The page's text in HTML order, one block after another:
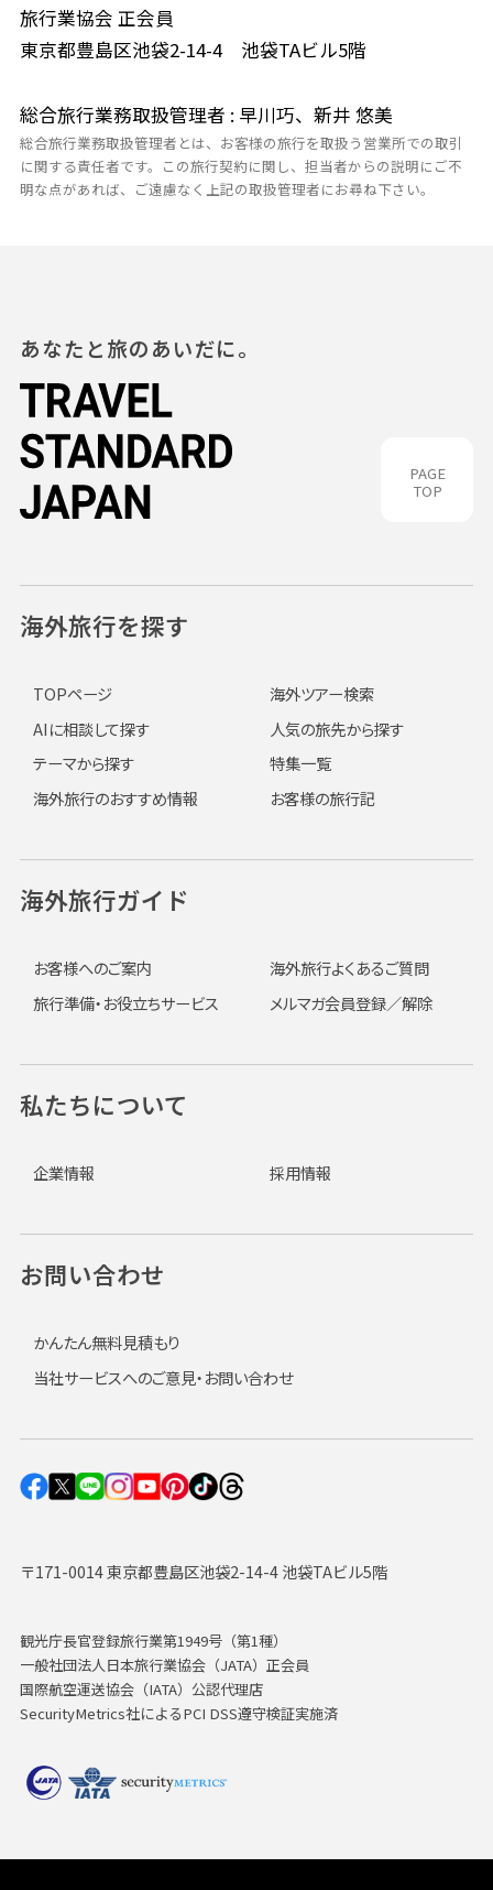
旅行業協会 正会員
東京都豊島区池袋2-14-4 池袋TAビル5階
総合旅行業務取扱管理者 : 早川巧、新井 悠美
総合旅行業務取扱管理者とは、お客様の旅行を取扱う営業所での取引
に関する責任者です。この旅行契約に関し、担当者からの説明にご不
明な点があれば、ご遠慮なく上記の取扱管理者にお尋ね下さい。
PAGE
TOP
あなたと旅のあいだに。
〒171-0014 東京都豊島区池袋2-14-4 池袋TAビル5階
観光庁長官登録旅行業第1949号（第1種）
一般社団法人日本旅行業協会（JATA）正会員
国際航空運送協会（IATA）公認代理店
SecurityMetrics社によるPCI DSS遵守検証実施済
海外旅行を探す
TOPページ
海外ツアー検索
AIに相談して探す
人気の旅先から探す
テーマから探す
特集一覧
海外旅行のおすすめ情報
お客様の旅行記
海外旅行ガイド
お客様へのご案内
海外旅行よくあるご質問
旅行準備・お役立ちサービス
メルマガ会員登録／解除
私たちについて
企業情報 採用情報
お問い合わせ
かんたん無料見積もり
当社サービスへのご意見・お問い合わせ